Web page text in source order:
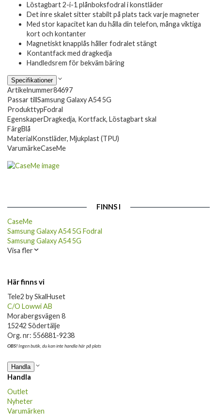
Löstagbart 2-i-1 plånboksfodral i konstläder
Det inre skalet sitter stabilt på plats tack varje magneter
Med stor kapacitet kan du hålla din telefon, många viktiga
kort och kontanter
Magnetiskt knapplås håller fodralet stängt
Kontantfack med dragkedja
Handledsrem för bekväm bäring
Specifikationer
Artikelnummer84697
Passar tillSamsung Galaxy A54 5G
ProdukttypFodral
EgenskaperDragkedja, Kortfack, Löstagbart skal
FärgBlå
MaterialKonstläder, Mjukplast (TPU)
VarumärkeCaseMe
FINNS I
CaseMe
Samsung Galaxy A54 5G Fodral
Samsung Galaxy A54 5G
Visa fler
Här finns vi
Tele2 by SkalHuset
C/O Lowwi AB
Morabergsvägen 8
15242 Södertälje
Org. nr: 556881-9238
OBS!Ingen butik, du kan inte handla här på plats
Handla
Handla
Outlet
Nyheter
Varumärken